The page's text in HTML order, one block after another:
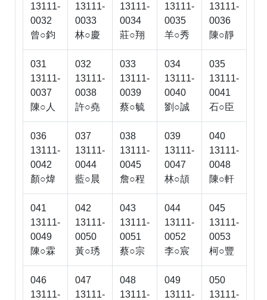
13111-
0032
曾○鈞
13111-
0033
林○慶
13111-
0034
莊○翔
13111-
0035
羊○秀
13111-
0036
陳○靜
031
13111-
0037
陳○人
032
13111-
0038
許○堯
033
13111-
0039
蔡○毓
034
13111-
0040
劉○誠
035
13111-
0041
石○臣
036
13111-
0042
顏○煒
037
13111-
0044
藍○晨
038
13111-
0045
詹○程
039
13111-
0047
林○頡
040
13111-
0048
陳○軒
041
13111-
0049
陳○霖
042
13111-
0050
黃○琇
043
13111-
0051
蔡○宗
044
13111-
0052
李○宸
045
13111-
0053
柯○豐
046
13111-
047
13111-
048
13111-
049
13111-
050
13111-